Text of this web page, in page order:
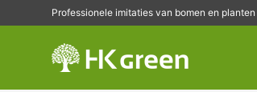
Professionele imitaties van bomen en planten